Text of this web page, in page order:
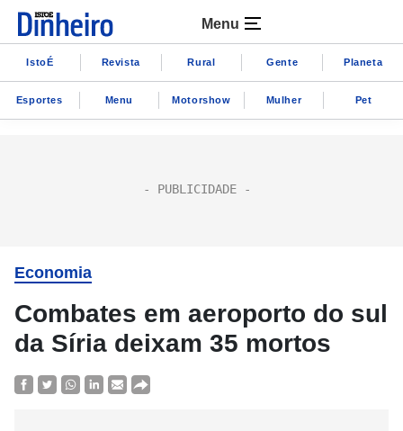
Menu
IstoÉ Revista Rural Gente Planeta
Esportes Menu Motorshow Mulher Pet
Economia
Combates em aeroporto do sul
da Síria deixam 35 mortos